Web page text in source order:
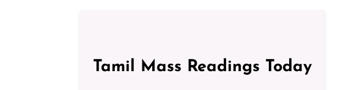
Tamil Mass Readings Today